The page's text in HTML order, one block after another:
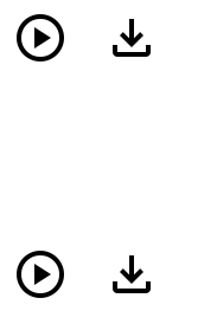
play_circle download
play_circle download